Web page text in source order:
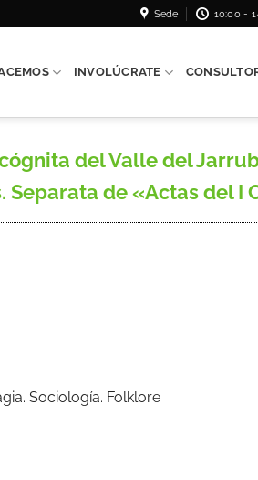
Sede 10:00 -
INVOLÚCRATE
del Valle del
Separata de «Actas del
Sociología. Folklore